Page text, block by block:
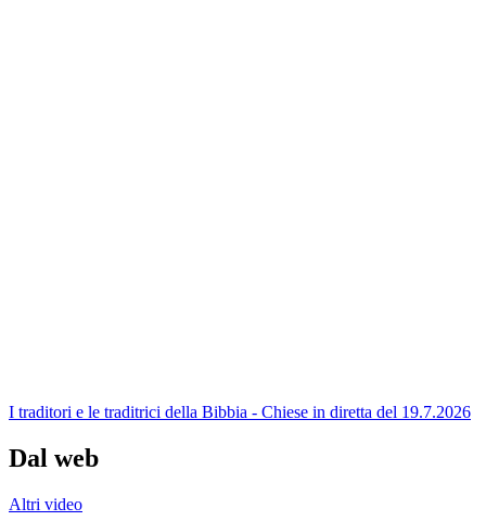
I traditori e le traditrici della Bibbia - Chiese in diretta del 19.7.2026
Dal web
Altri video